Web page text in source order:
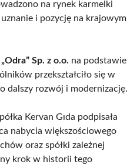
na rynek karmelki
i pozycję na krajowym
Sp. z o.o. na podstawie
przekształciło się w
dalszy rozwój i modernizację.
Kervan Gıda podpisała
nabycia większościowego
oraz spółki zależnej
krok w historii tego